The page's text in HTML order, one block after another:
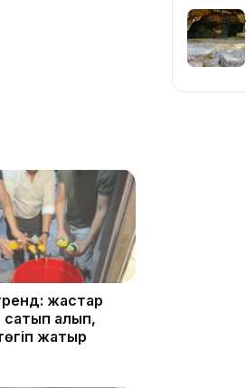
жастар
сатып алып,
жатыр